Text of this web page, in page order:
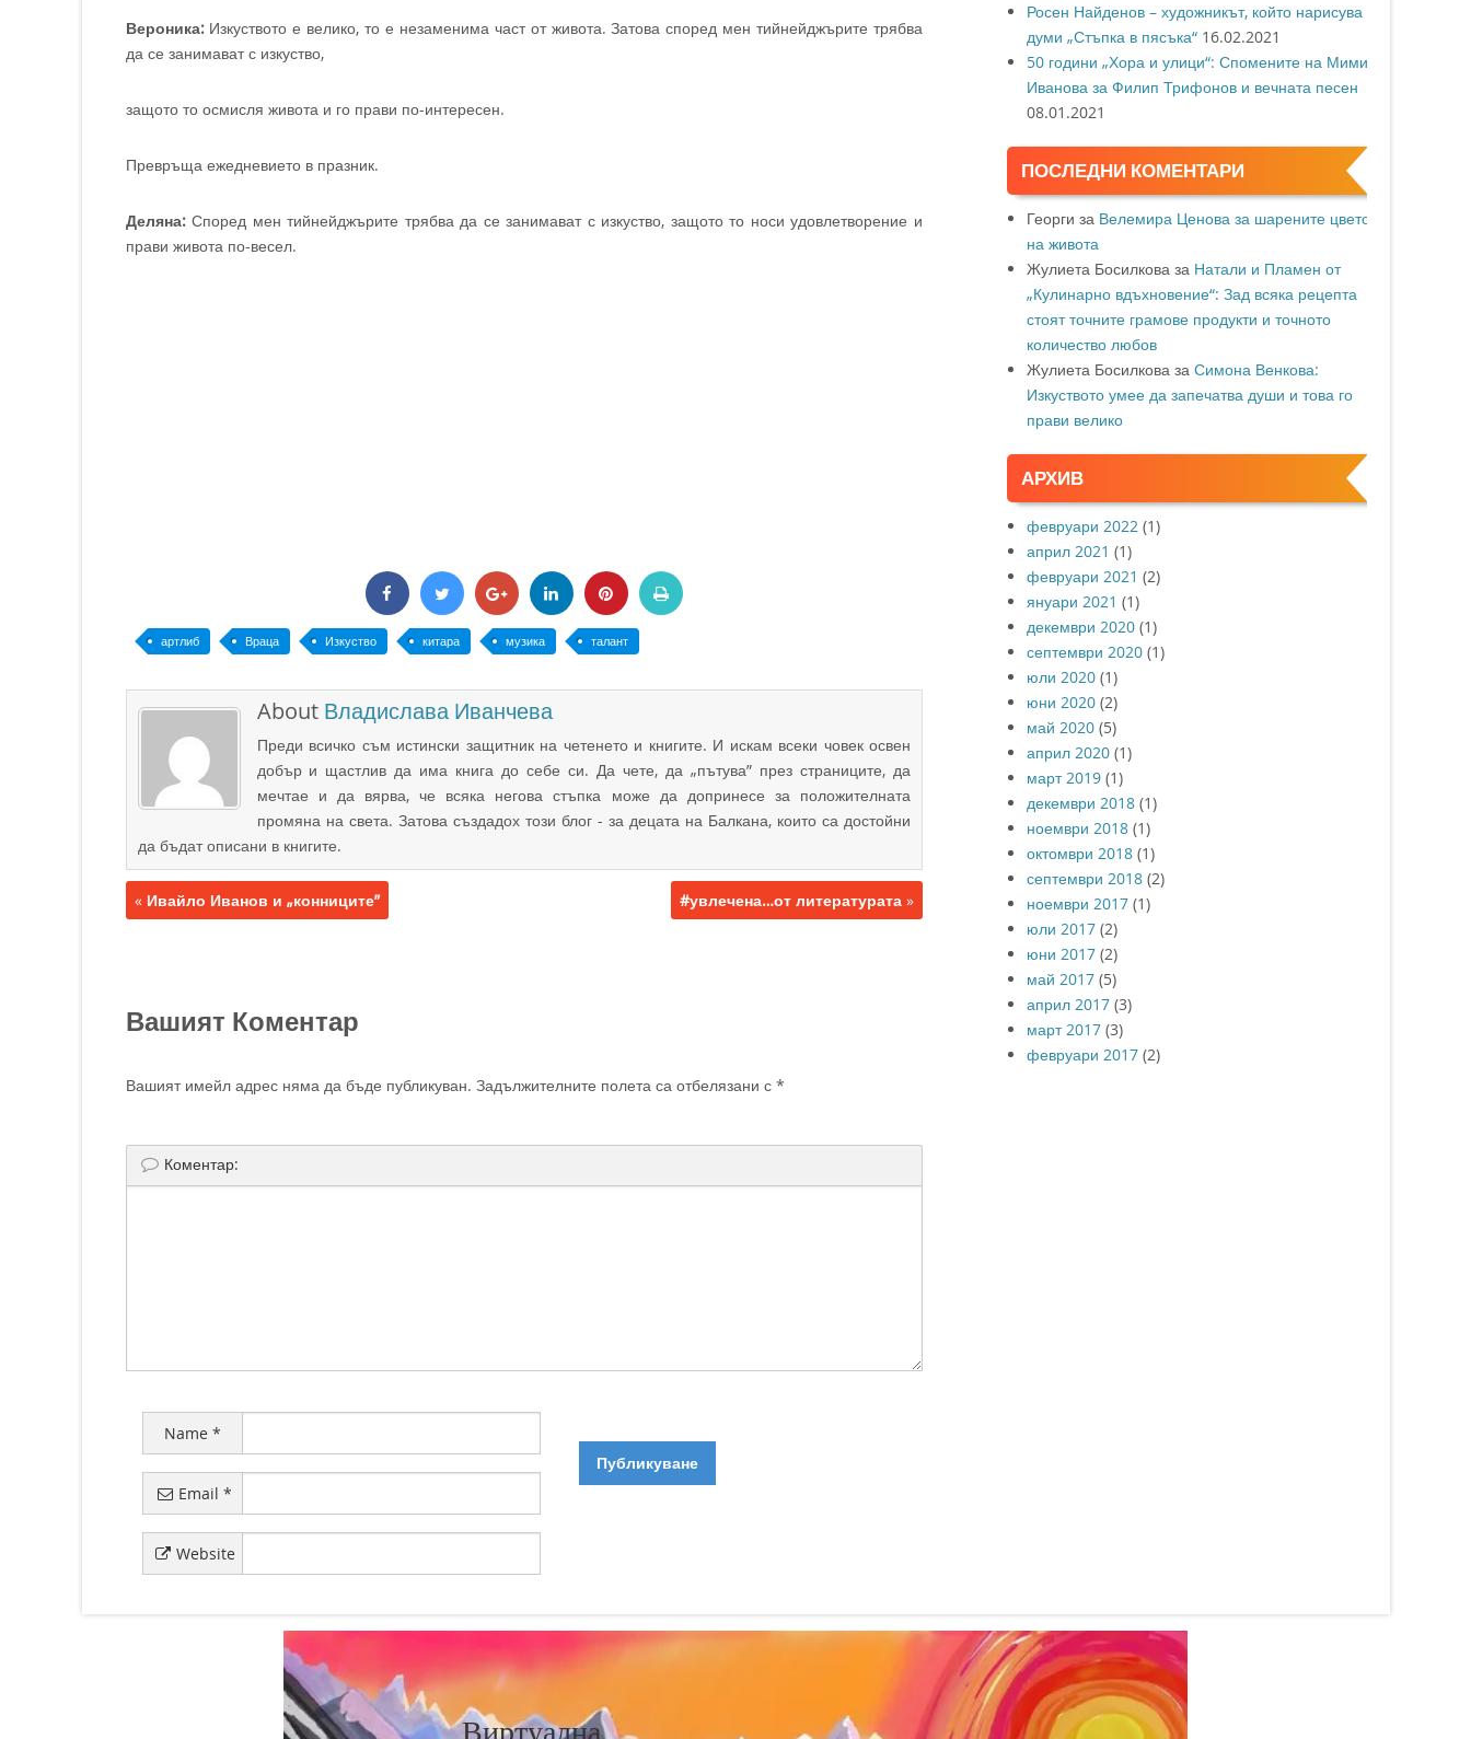
Вероника:Изкуството е велико, то е незаменима част от живота. Затова според мен тийнейджърите трябва
да се занимават с изкуство,
защото то осмисля живота и го прави по-интересен.
Превръща ежедневието в празник.
Деляна:Според мен тийнейджърите трябва да се занимават с изкуство, защото то носи удовлетворение и
прави живота по-весел.
артлиб Враца Изкуство китара музика талант
About Владислава Иванчева
Преди всичко съм истински защитник на четенето и книгите. И искам всеки човек освен
добър и щастлив да има книга до себе си. Да чете, да „пътува” през страниците, да
мечтае и да вярва, че всяка негова стъпка може да допринесе за положителната
промяна на света. Затова създадох този блог - за децата на Балкана, които са достойни
да бъдат описани в книгите.
« Ивайло Иванов и „конниците” #увлечена…от литературата »
Вашият Коментар
Вашият имейл адрес няма да бъде публикуван. Задължителните полета са отбелязани с *
Коментар:
Name *
Email*
Website
Росен Найденов – художникът, който нарисува с
думи „Стъпка в пясъка“ 16.02.2021
50 години „Хора и улици“: Спомените на Мими
Иванова за Филип Трифонов и вечната песен
08.01.2021
ПОСЛЕДНИ КОМЕНТАРИ
Георги за Велемира Ценова за шарените цветове
на живота
Жулиета Босилкова за Натали и Пламен от
„Кулинарно вдъхновение“: Зад всяка рецепта
стоят точните грамове продукти и точното
количество любов
Жулиета Босилкова за Симона Венкова:
Изкуството умее да запечатва души и това го
прави велико
АРХИВ
февруари 2022 (1)
април 2021 (1)
февруари 2021 (2)
януари 2021 (1)
декември 2020 (1)
септември 2020 (1)
юли 2020 (1)
юни 2020 (2)
май 2020 (5)
април 2020 (1)
март 2019 (1)
декември 2018 (1)
ноември 2018 (1)
октомври 2018 (1)
септември 2018 (2)
ноември 2017 (1)
юли 2017 (2)
юни 2017 (2)
май 2017 (5)
април 2017 (3)
март 2017 (3)
февруари 2017 (2)
Виртуална